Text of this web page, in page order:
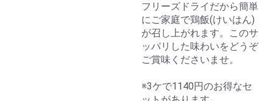
フリーズドライだから簡単
にご家庭で鶏飯(けいはん)
が召し上がれます。このサ
ッパリした味わいをどうぞ
ご賞味くださいませ。
※3ケで1140円のお得なセ